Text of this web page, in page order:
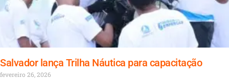
Salvador lança Trilha Náutica para capacitação
fevereiro 26, 2026